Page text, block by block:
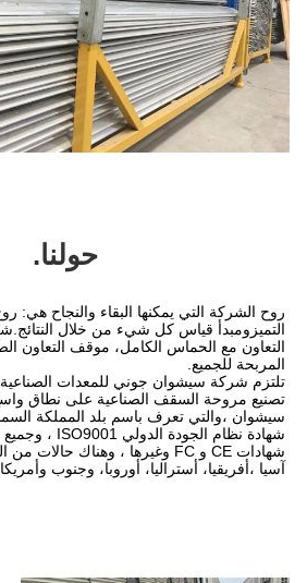
روح الشركة التي يمكنها البقاء والنجاح هي: روح السعي لتحقيق
التميزومبدأ قياس كل شيء من خلال النتائج.شركتنا تلبي دائما كل
التعاون مع الحماس الكامل، موقف التعاون الصادق ومبدأ الأعمال
تلتزم شركة سيشوان جوني للمعدات الصناعية بالبحث والتطوير في
تصنيع مروحة السقف الصناعية على نطاق واسع ، وتقع في تشنغدو ،
سيشوان ،والتي تعرف باسم بلد المملكة السماويةلقد اجتازت شركتنا
شهادة نظام الجودة الدولي ISO9001 ، وجميع منتجاتنا قد اجتازت
شهادات CE و FC وغيرها ، وهناك حالات من العملاء في جنوب شرق
أوروبا، وجنوب وأمريكا الشمالية ومناطق أخرى.